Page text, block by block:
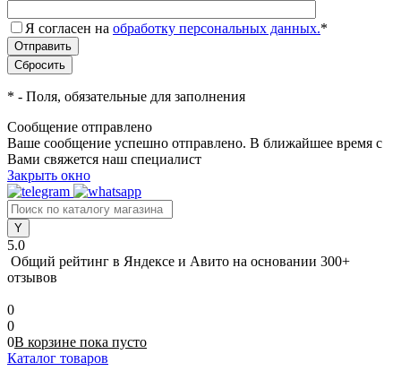
Я согласен на обработку персональных данных.*
* - Поля, обязательные для заполнения
Сообщение отправлено
Ваше сообщение успешно отправлено. В ближайшее время с
Вами свяжется наш специалист
Закрыть окно
5.0
Общий рейтинг в Яндексе и Авито на основании 300+
отзывов
0
0
0В корзине пока пусто
Каталог товаров